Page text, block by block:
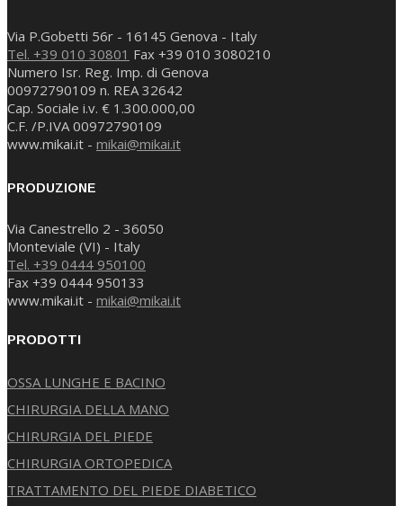
Via P.Gobetti 56r - 16145 Genova - Italy
Tel. +39 010 30801 Fax +39 010 3080210
Numero Isr. Reg. Imp. di Genova
00972790109 n. REA 32642
Cap. Sociale i.v. € 1.300.000,00
C.F. /P.IVA 00972790109
www.mikai.it - mikai@mikai.it
PRODUZIONE
Via Canestrello 2 - 36050
Monteviale (VI) - Italy
Tel. +39 0444 950100
Fax +39 0444 950133
www.mikai.it - mikai@mikai.it
PRODOTTI
OSSA LUNGHE E BACINO
CHIRURGIA DELLA MANO
CHIRURGIA DEL PIEDE
CHIRURGIA ORTOPEDICA
TRATTAMENTO DEL PIEDE DIABETICO